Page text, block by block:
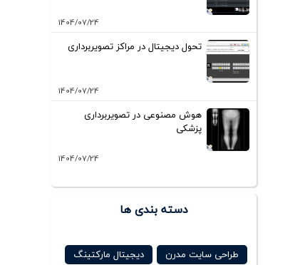
1404/07/24
تحول دیجیتال در مراکز تصویربرداری
1404/07/24
هوش مصنوعی در تصویربرداری
پزشکی
1404/07/24
دسته بندی ها
طراحی سایت مدرن
دیجیتال مارکتینگ